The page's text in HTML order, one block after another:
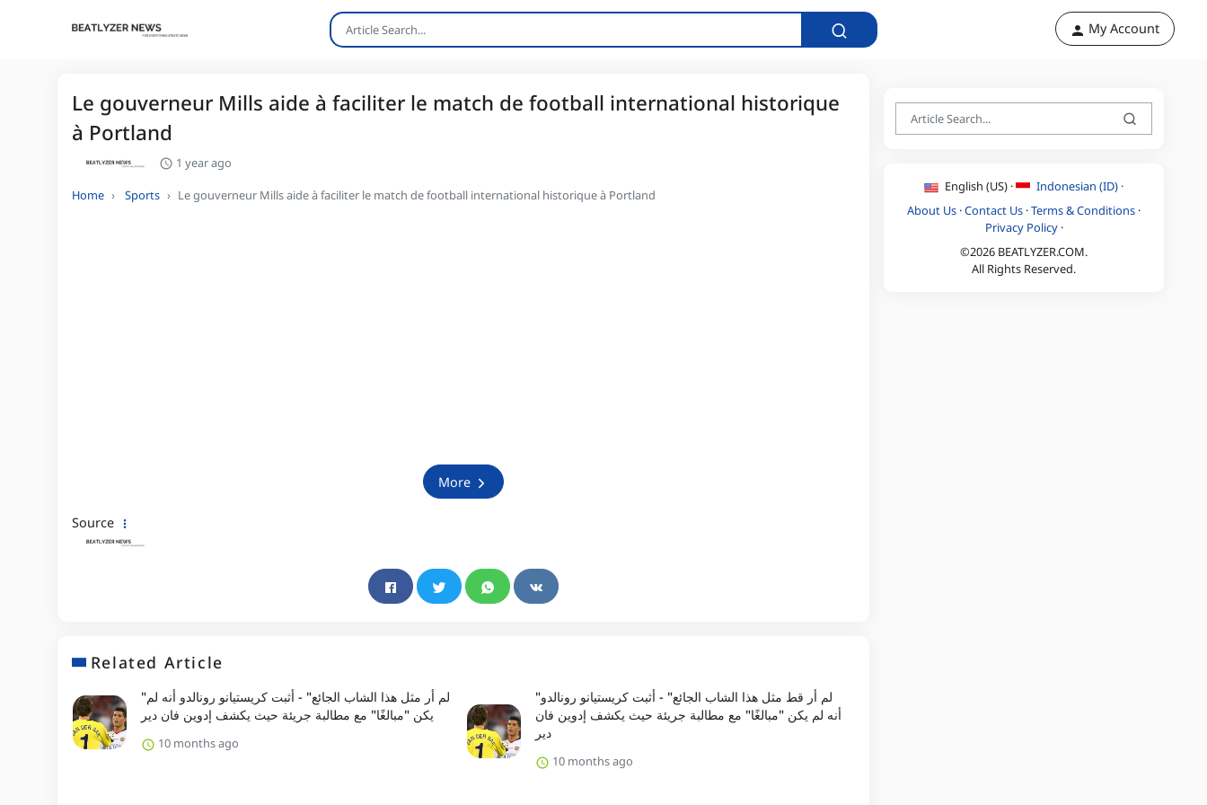
My Account
Le gouverneur Mills aide à faciliter le match de football international historique
à Portland
1 year ago
Home Sports Le gouverneur Mills aide à faciliter le match de football international historique à Portland
More
Source
Related Article
"لم أر مثل هذا الشاب الجائع" - أثبت كريستيانو رونالدو أنه لم
يكن "مبالغًا" مع مطالبة جريئة حيث يكشف إدوين فان دير
10 months ago
"لم أر قط مثل هذا الشاب الجائع" - أثبت كريستيانو رونالدو
أنه لم يكن "مبالغًا" مع مطالبة جريئة حيث يكشف إدوين فان
دير
10 months ago
English (US) ·
Indonesian (ID) ·
About Us ·Contact Us ·Terms & Conditions ·
Privacy Policy·
©2026 BEATLYZER.COM.
All Rights Reserved.